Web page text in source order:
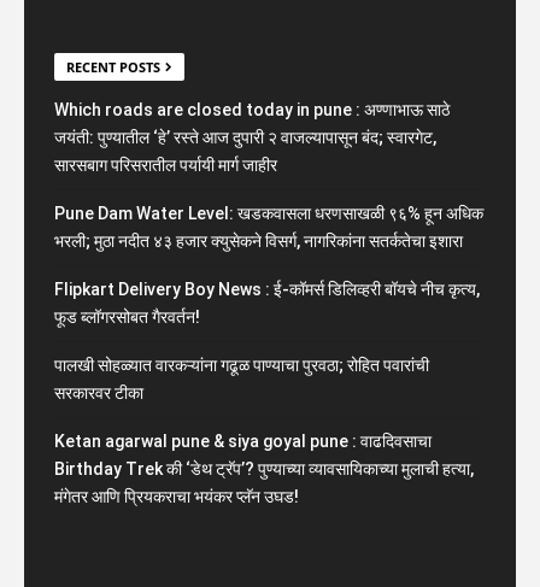
RECENT POSTS
Which roads are closed today in pune : अण्णाभाऊ साठे
जयंती: पुण्यातील ‘हे’ रस्ते आज दुपारी २ वाजल्यापासून बंद; स्वारगेट,
सारसबाग परिसरातील पर्यायी मार्ग जाहीर
Pune Dam Water Level: खडकवासला धरणसाखळी ९६% हून अधिक
भरली; मुठा नदीत ४३ हजार क्युसेकने विसर्ग, नागरिकांना सतर्कतेचा इशारा
Flipkart Delivery Boy News : ई-कॉमर्स डिलिव्हरी बॉयचे नीच कृत्य,
फूड ब्लॉगरसोबत गैरवर्तन!
पालखी सोहळ्यात वारकऱ्यांना गढूळ पाण्याचा पुरवठा; रोहित पवारांची
सरकारवर टीका
Ketan agarwal pune & siya goyal pune : वाढदिवसाचा
Birthday Trek की ‘डेथ ट्रॅप’? पुण्याच्या व्यावसायिकाच्या मुलाची हत्या,
मंगेतर आणि प्रियकराचा भयंकर प्लॅन उघड!